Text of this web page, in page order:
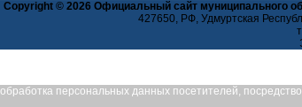
Copyright © 2026 Официальный сайт муниципального
427650, РФ, Удмуртская
персональных данных посетителей,